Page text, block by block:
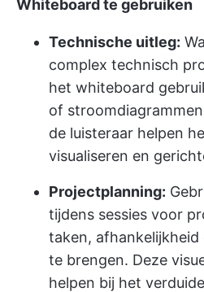
Whiteboard te gebruiken
Technische uitleg:
complex technisch
het whiteboard
of
de luisteraar helpen
visualiseren en
Projectplanning:
tijdens sessies voor
taken,
te brengen. Deze
helpen bij het